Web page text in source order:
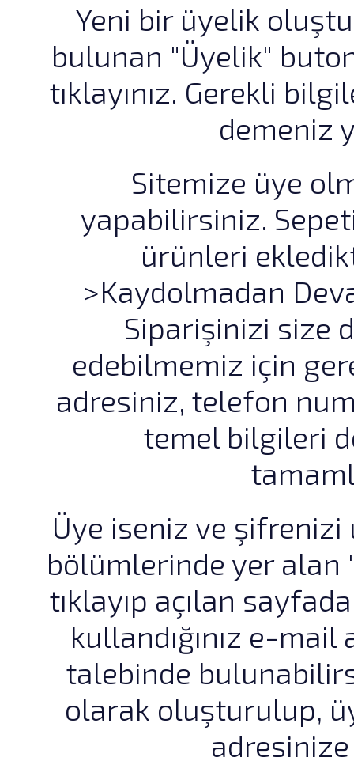
Yeni bir üyelik
bulunan "Üyelik"
tıklayınız. Gerekli
demeniz
Sitemize üye
yapabilirsiniz.
ürünleri
>Kaydolmadan
Siparişinizi size
edebilmemiz için
adresiniz, telefon
temel bilgileri
Üye iseniz ve
bölümlerinde yer
tıklayıp açılan
kullandığınız e-
talebinde
olarak oluşturulup,